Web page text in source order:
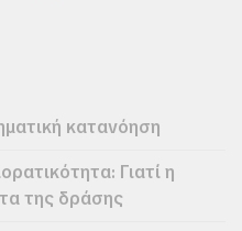
κατανόηση
Γιατί η
της δράσης